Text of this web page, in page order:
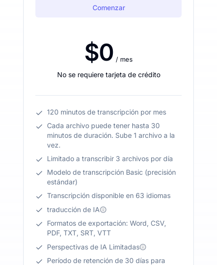
Comenzar
$0 / mes
No se requiere tarjeta de crédito
120 minutos de transcripción por mes
Cada archivo puede tener hasta 30
minutos de duración. Sube 1 archivo a la
vez.
Limitado a transcribir 3 archivos por día
Modelo de transcripción Basic (precisión
estándar)
Transcripción disponible en 63 idiomas
traducción de IA
Formatos de exportación: Word, CSV,
PDF, TXT, SRT, VTT
Perspectivas de IA Limitadas
Período de retención de 30 días para